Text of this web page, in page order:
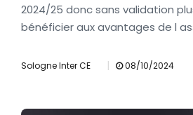
2024/25 donc sans validation
bénéficier aux avantages de l
Sologne Inter CE | 08/10/2024